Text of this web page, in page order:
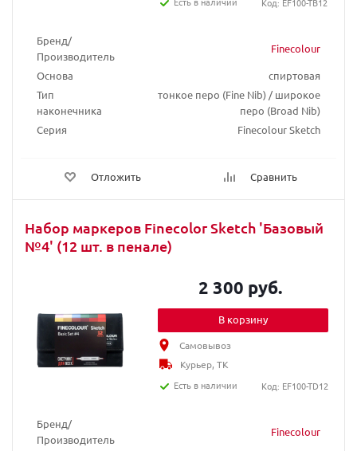
Бренд/
Производитель
Finecolour
Основа
спиртовая
Тип
наконечника
тонкое перо (Fine Nib) / широкое
перо (Broad Nib)
Серия
Finecolour Sketch
Отложить Сравнить
Набор маркеров Finecolor Sketch 'Базовый
№4' (12 шт. в пенале)
Бренд/
Производитель
Finecolour
2 300 руб.
В корзину
Самовывоз
Курьер, ТК
Есть в наличии
Код: EF100-TD12